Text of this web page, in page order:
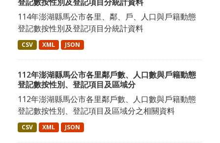
114年澎湖縣馬公市各里、鄰、戶、人口與戶籍動態
登記數按性別及登記項目分統計資料
CSV XML JSON
112年澎湖縣馬公市各里鄰戶數、人口數與戶籍動態
登記數按性別、登記項目及區域分
112年澎湖縣馬公市各里鄰戶數、人口數與戶籍動態
登記數按性別、登記項目及區域分之相關資料
CSV XML JSON